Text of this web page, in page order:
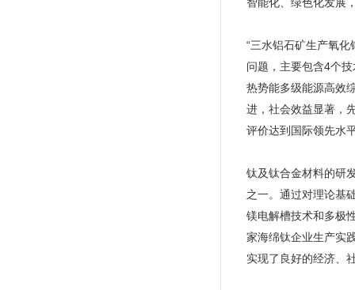
“三水铝石矿生产氧
问题，主要包含4个
热势能多级能源高效
进，社会效益显著，
评价达到国际领先水
钛及钛合金材料的研
之一。通过对理论基
镁电解槽技术和多极
家海绵钛企业生产实
实现了良好的经济、